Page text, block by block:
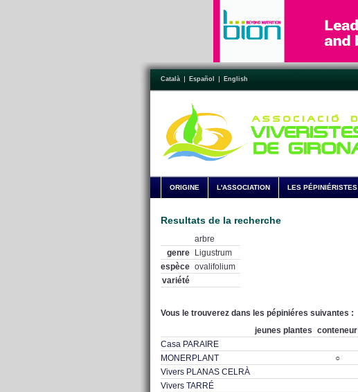
Català Español English
ORIGINE L'ASSOCIATION LES PÉPINIÉRISTES
Resultats de la recherche
arbre
genre
Ligustrum
espèce ovalifolium
variété
Vous le trouverez dans les pépiniéres suivantes :
jeunes plantes conteneur
Casa PARAIRE
MONERPLANT
○
Vivers PLANAS CELRÀ
Vivers TARRÉ